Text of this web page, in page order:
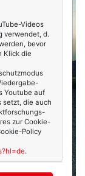
Videos
verwendet, d.
bevor
Klick die
Youtube auf
setzt, die auch
zur Cookie-
Policy
.